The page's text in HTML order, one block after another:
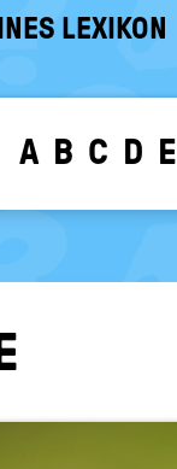
LEXIKON
A B C D E